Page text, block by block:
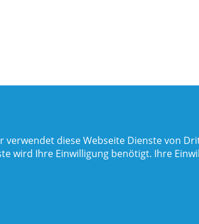
verwendet diese Webseite Dienste von
wird Ihre Einwilligung benötigt. Ihre